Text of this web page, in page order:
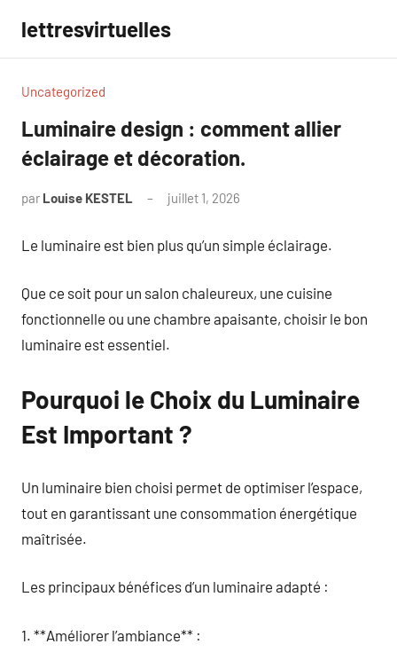
contenu
lettresvirtuelles
Uncategorized
Luminaire design : comment allier
éclairage et décoration.
par Louise KESTEL juillet 1, 2026
Le luminaire est bien plus qu’un simple éclairage.
Que ce soit pour un salon chaleureux, une cuisine
fonctionnelle ou une chambre apaisante, choisir le bon
luminaire est essentiel.
Pourquoi le Choix du Luminaire
Est Important ?
Un luminaire bien choisi permet de optimiser l’espace,
tout en garantissant une consommation énergétique
maîtrisée.
Les principaux bénéfices d’un luminaire adapté :
1. **Améliorer l’ambiance** :